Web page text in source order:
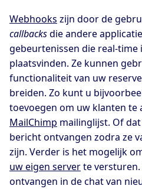
Webhooks zijn door de
callbacksdie andere
gebeurtenissen die real-time
plaatsvinden. Ze kunnen
functionaliteit van uw
breiden. Zo kunt u
toevoegen om uw klanten te
MailChimp mailinglijst. Of
bericht ontvangen zodra ze
zijn. Verder is het mogelijk
uw eigen serverte
ontvangen in de chat van